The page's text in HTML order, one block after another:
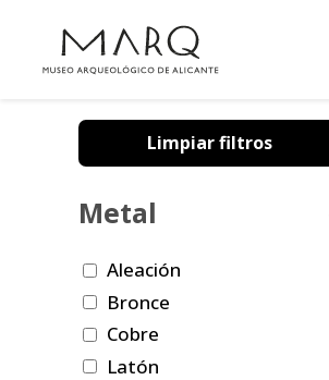
Limpiar filtros
Metal
Aleación
Bronce
Cobre
Latón